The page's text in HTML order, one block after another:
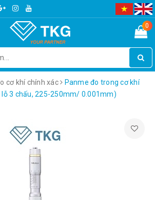
0
cơ khí chính xác
Panme đo trong cơ khí
3 chấu, 225-250mm/ 0.001mm)